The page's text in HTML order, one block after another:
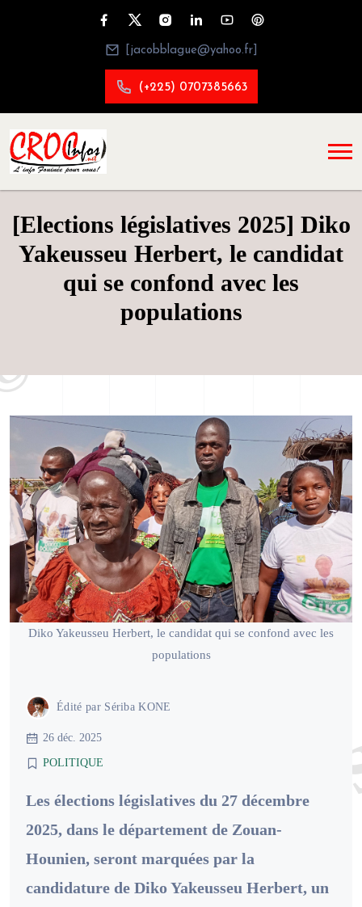
[jacobblague@yahoo.fr]
(+225) 0707385663
[Elections législatives 2025] Diko
Yakeusseu Herbert, le candidat
qui se confond avec les
populations
Diko Yakeusseu Herbert, le candidat qui se confond avec les
populations
Édité par Sériba KONE
26 déc. 2025
POLITIQUE
Les élections législatives du 27 décembre
2025, dans le département de Zouan-
Hounien, seront marquées par la
candidature de Diko Yakeusseu Herbert, un